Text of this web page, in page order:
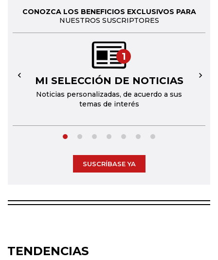
CONOZCA LOS BENEFICIOS EXCLUSIVOS PARA
NUESTROS SUSCRIPTORES
1
MI SELECCIÓN DE NOTICIAS
Noticias personalizadas, de acuerdo a sus
temas de interés
← →
SUSCRÍBASE YA
TENDENCIAS